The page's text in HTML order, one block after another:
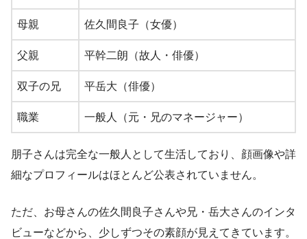
母親 佐久間良子（女優）
父親 平幹二朗（故人・俳優）
双子の兄 平岳大（俳優）
職業 一般人（元・兄のマネージャー）
朋子さんは完全な一般人として生活しており、顔画像や詳
細なプロフィールはほとんど公表されていません。
ただ、お母さんの佐久間良子さんや兄・岳大さんのインタ
ビューなどから、少しずつその素顔が見えてきています。